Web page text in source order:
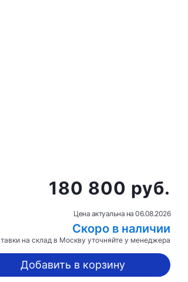
180 800 руб.
Цена актуальна на 06.08.2026
Скоро в наличии
на склад в Москву уточняйте у менеджера
Добавить в корзину